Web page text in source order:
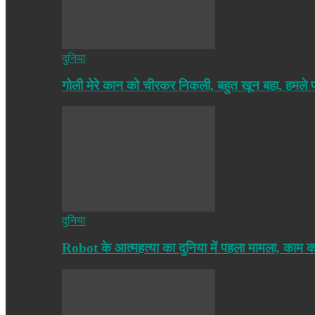
दुनिया
गोली मेरे कान को चीरकर निकली, बहुत खून बहा, हमले
दुनिया
Robot के आत्महत्या का दुनिया में पहला मामला, काम